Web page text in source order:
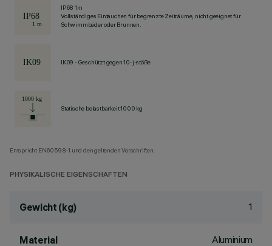
IP68 1m
Vollständiges Eintauchen für begrenzte Zeiträume, nicht geeignet für
Schwimmbäder oder Brunnen.
IK09 - Geschützt gegen 10-j-stöße
Statische belastbarkeit 1000 kg
Entspricht EN60598-1 und den geltenden Vorschriften.
PHYSIKALISCHE EIGENSCHAFTEN
Gewicht (kg) 1
Material Aluminium